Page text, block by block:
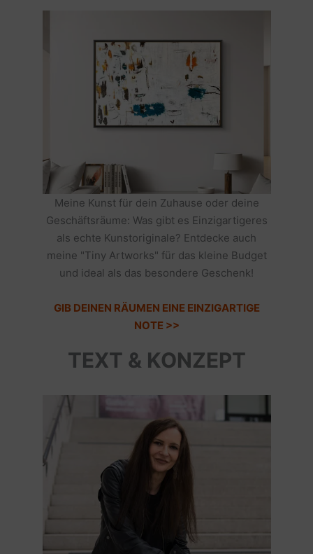
Meine Kunst für dein Zuhause oder deine
Geschäftsräume: Was gibt es Einzigartigeres
als echte Kunstoriginale? Entdecke auch
meine "Tiny Artworks" für das kleine Budget
und ideal als das besondere Geschenk!
GIB DEINEN RÄUMEN EINE EINZIGARTIGE
NOTE >>
TEXT & KONZEPT